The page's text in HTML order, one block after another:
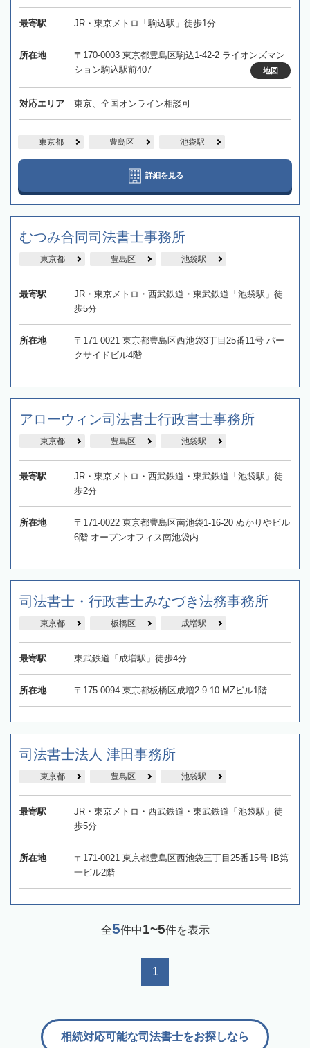
最寄駅 JR・東京メトロ「駒込駅」徒歩1分
所在地
〒170-0003 東京都豊島区駒込1-42-2 ライオンズマン
ション駒込駅前407
地図
対応エリア 東京、全国オンライン相談可
東京都 豊島区 池袋駅
詳細を見る
むつみ合同司法書士事務所
東京都 豊島区 池袋駅
最寄駅
JR・東京メトロ・西武鉄道・東武鉄道「池袋駅」徒
歩5分
所在地
〒171-0021 東京都豊島区西池袋3丁目25番11号 パー
クサイドビル4階
アローウィン司法書士行政書士事務所
東京都 豊島区 池袋駅
最寄駅
JR・東京メトロ・西武鉄道・東武鉄道「池袋駅」徒
歩2分
所在地
〒171-0022 東京都豊島区南池袋1-16-20 ぬかりやビル
6階 オープンオフィス南池袋内
司法書士・行政書士みなづき法務事務所
東京都 板橋区 成増駅
最寄駅 東武鉄道「成増駅」徒歩4分
所在地 〒175-0094 東京都板橋区成増2-9-10 MZビル1階
司法書士法人 津田事務所
東京都 豊島区 池袋駅
最寄駅
JR・東京メトロ・西武鉄道・東武鉄道「池袋駅」徒
歩5分
所在地
〒171-0021 東京都豊島区西池袋三丁目25番15号 IB第
一ビル2階
全5件中1~5件を表示
1
相続対応可能な司法書士をお探しなら